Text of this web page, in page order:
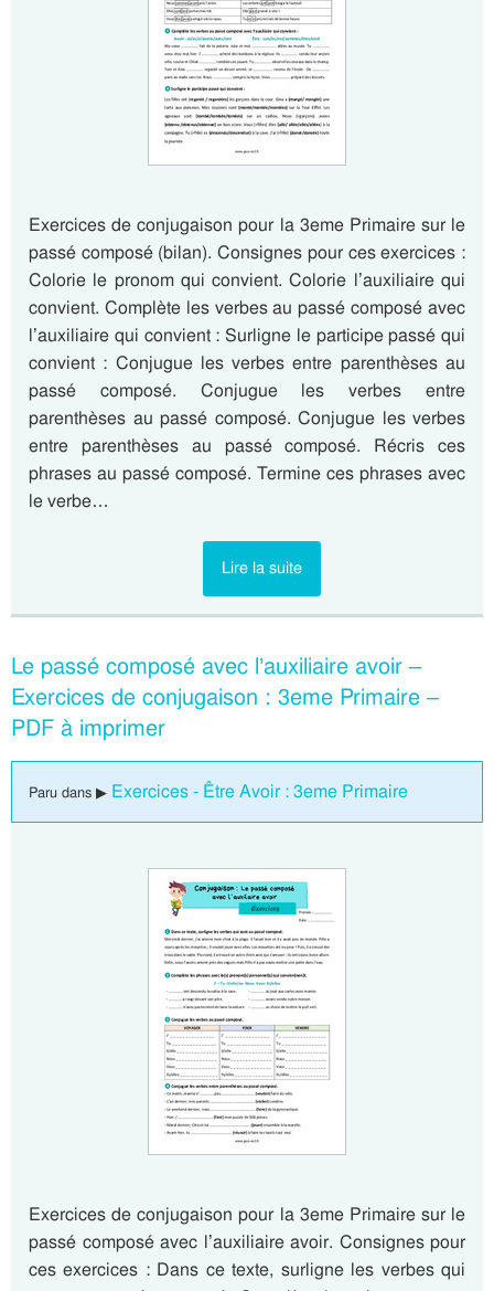
Exercices de conjugaison pour la 3eme Primaire sur le
passé composé (bilan). Consignes pour ces exercices :
Colorie le pronom qui convient. Colorie l’auxiliaire qui
convient. Complète les verbes au passé composé avec
l’auxiliaire qui convient : Surligne le participe passé qui
convient : Conjugue les verbes entre parenthèses au
passé composé. Conjugue les verbes entre
parenthèses au passé composé. Conjugue les verbes
entre parenthèses au passé composé. Récris ces
phrases au passé composé. Termine ces phrases avec
le verbe…
Lire la suite
Le passé composé avec l’auxiliaire avoir –
Exercices de conjugaison : 3eme Primaire –
PDF à imprimer
Paru dans ▶ Exercices - Être Avoir : 3eme Primaire
Exercices de conjugaison pour la 3eme Primaire sur le
passé composé avec l’auxiliaire avoir. Consignes pour
ces exercices : Dans ce texte, surligne les verbes qui